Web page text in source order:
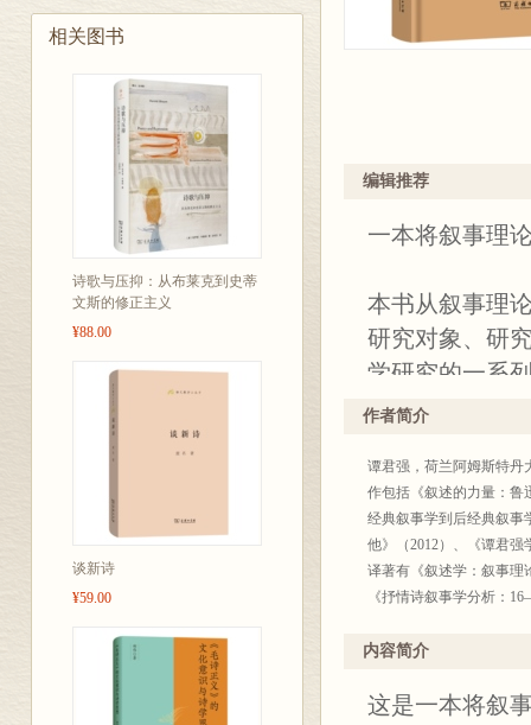
相关图书
诗歌与压抑：从布莱克到史蒂
文斯的修正主义
¥88.00
谈新诗
¥59.00
编辑推荐
一本将叙事理
本书从叙事理
研究对象、研
学研究的一系
研究、分析与
作者简介
谭君强，荷兰阿姆斯特丹
作包括《叙述的力量：鲁
经典叙事学到后经典叙事
他》（2012）、《谭君强
译著有《叙述学：叙事理
《抒情诗叙事学分析：
内容简介
这是一本将叙